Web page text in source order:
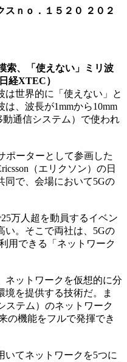
スｎｏ． １５２０
２０２
索、「使えない」ミリ波
経XTEC）
世界的に「使えない」と
、波長が1mmから10mm
通信システム）で使われ
ーターとして参画した
（エリクソン）の日
同で、会場において5Gの
万人超を動員するイベン
い。そこで両社は、5Gの
用できる「ネットワーク
ットワークを仮想的に分
を提供する技術だ。ま
ステム）のネットワーク
の機能をフルで発揮でき
てネットワークを5つに